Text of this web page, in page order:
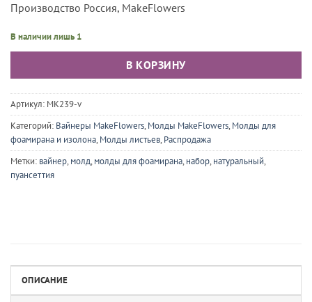
Производство Россия, MakeFlowers
В наличии лишь 1
В КОРЗИНУ
Артикул: MK239-v
Категорий: Вайнеры MakeFlowers, Молды MakeFlowers, Молды для
фоамирана и изолона, Молды листьев, Распродажа
Метки: вайнер, молд, молды для фоамирана, набор, натуральный,
пуансеттия
ОПИСАНИЕ